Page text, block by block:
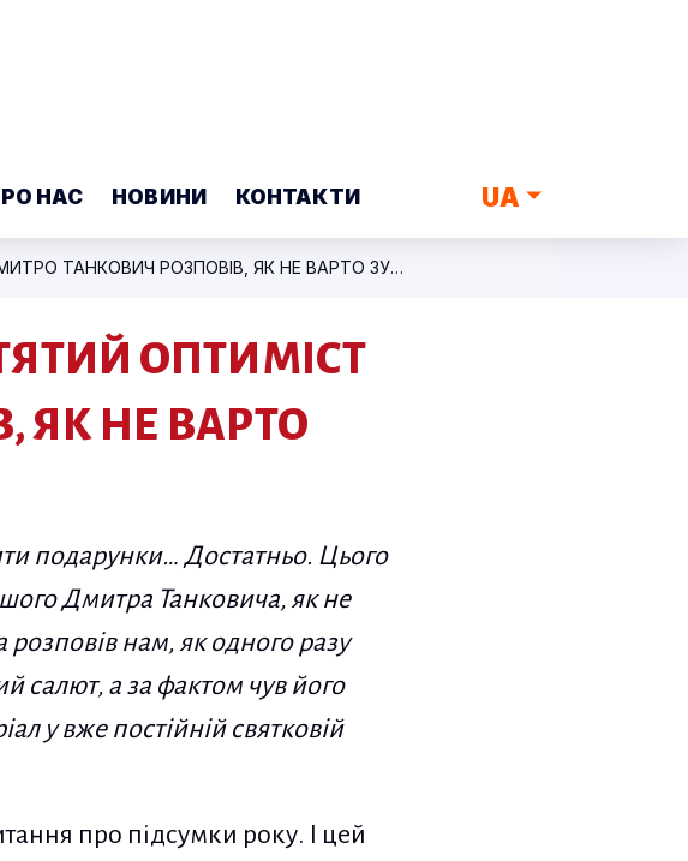
НАС НОВИНИ КОНТАКТИ UA
КАНІКУЛИ З «ДИЗЕЛЯМИ»: ЗАТЯТИЙ ОПТИМІСТ ДМИТРО ТАНКОВИЧ РОЗПОВІВ, ЯК НЕ ВАРТО ЗУСТРІЧАТИ НОВИЙ РІК
ОПТИМІСТ
ЯК НЕ ВАРТО
подарунки… Достатньо. Цього
Дмитра Танковича, як не
розповів нам, як одного разу
салют, а за фактом чув його
у вже постійній святковій
про підсумки року. І цей